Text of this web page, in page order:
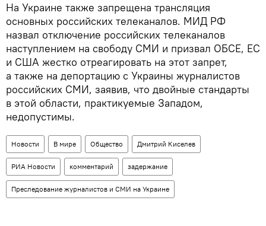
На Украине также запрещена трансляция
основных российских телеканалов. МИД РФ
назвал отключение российских телеканалов
наступлением на свободу СМИ и призвал ОБСЕ, ЕС
и США жестко отреагировать на этот запрет,
а также на депортацию с Украины журналистов
российских СМИ, заявив, что двойные стандарты
в этой области, практикуемые Западом,
недопустимы.
Новости В мире Общество Дмитрий Киселев
РИА Новости комментарий задержание
Преследование журналистов и СМИ на Украине